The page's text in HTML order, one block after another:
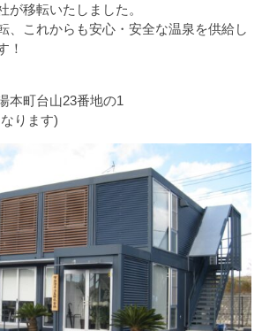
が移転いたしました。
、これからも安心・安全な温泉を供給し
！
町台山23番地の1
ります)